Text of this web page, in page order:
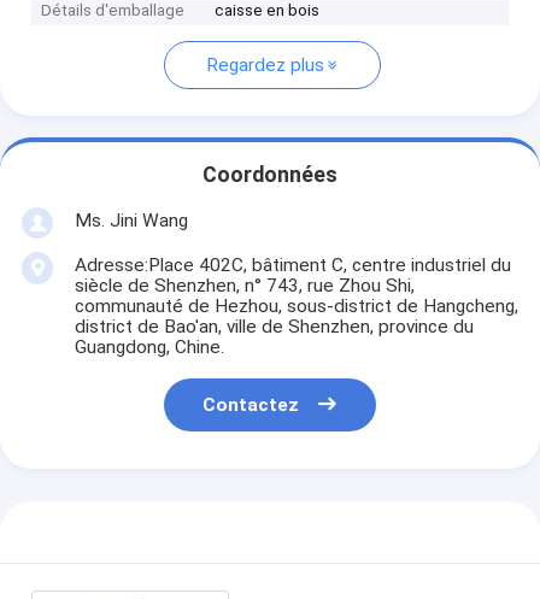
Détails d'emballage
caisse en bois
Regardez plus
Coordonnées
Ms. Jini Wang
Adresse:Place 402C, bâtiment C, centre industriel du
siècle de Shenzhen, n° 743, rue Zhou Shi,
communauté de Hezhou, sous-district de Hangcheng,
district de Bao'an, ville de Shenzhen, province du
Guangdong, Chine.
Contactez